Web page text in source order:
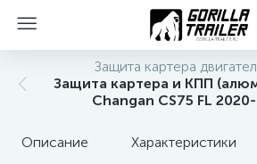
Защита картера
Защита картера и КПП
Changan CS75 FL
Описание Характеристики